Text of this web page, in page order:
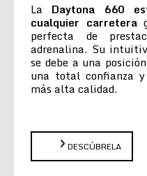
La Daytona 660
cualquier carretera
perfecta de
adrenalina. Su
se debe a una
una total confianza
más alta calidad.
DESCÚBRELA